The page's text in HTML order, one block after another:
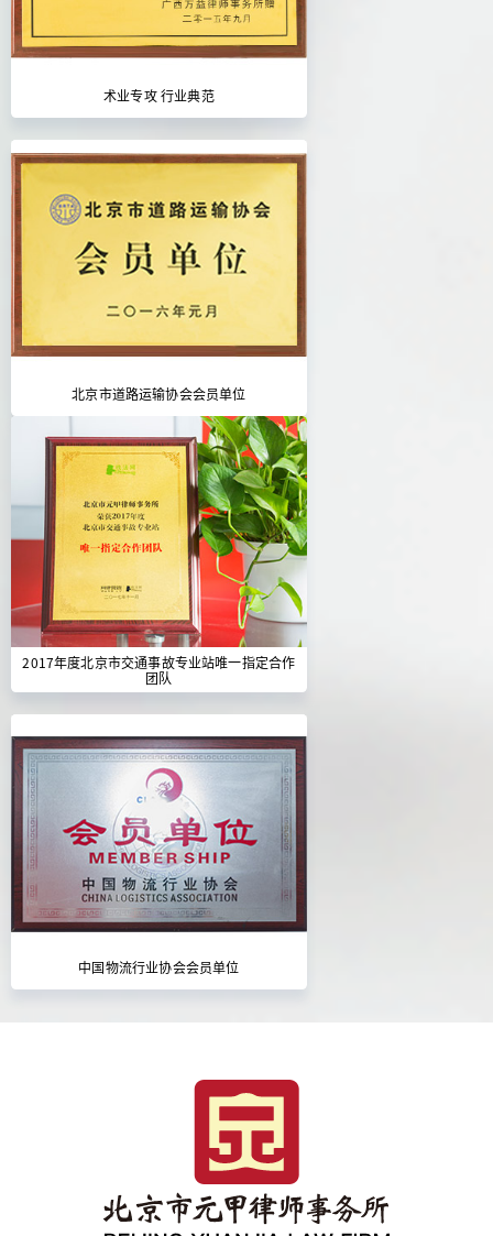
术业专攻 行业典范
北京市道路运输协会会员单位
2017年度北京市交通事故专业站唯一指定合作
团队
中国物流行业协会会员单位